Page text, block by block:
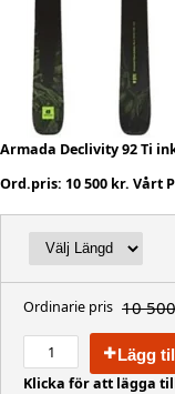
Armada Declivity 92 Ti
Ord.pris: 10 500 kr. Vårt
Ordinarie pris 10
Lägg
Klicka för att lägga